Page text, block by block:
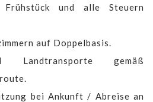
und alle Steuern
auf Doppelbasis.
gemäß
bei Ankunft / Abreise an